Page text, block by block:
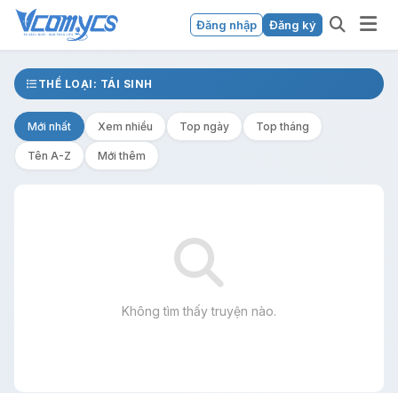
Đăng nhập Đăng ký
THỂ LOẠI: TÁI SINH
Mới nhất Xem nhiều Top ngày Top tháng
Tên A-Z Mới thêm
Không tìm thấy truyện nào.